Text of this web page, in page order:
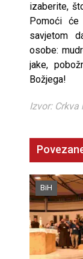
izaberite,
Pomoći
savjetom
osobe:
jake,
Božjega!
Izvor:
BiH